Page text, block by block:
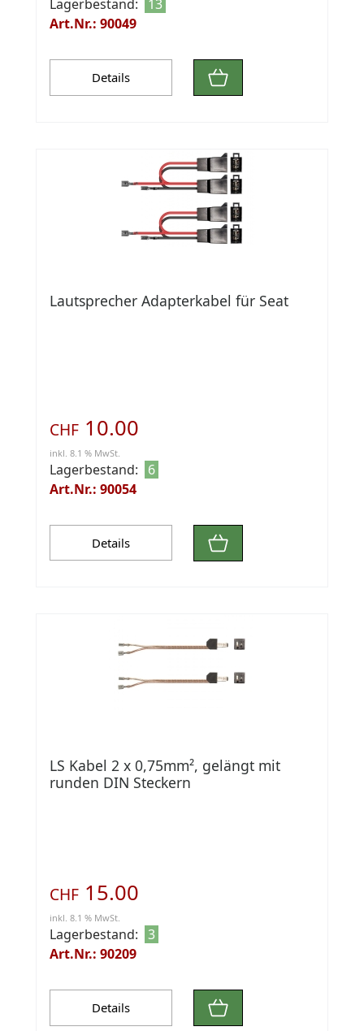
Lagerbestand:
13
Art.Nr.: 90049
Details
Lautsprecher Adapterkabel für Seat
CHF 10.00
inkl. 8.1 % MwSt.
Lagerbestand:
6
Art.Nr.: 90054
Details
LS Kabel 2 x 0,75mm², gelängt mit
runden DIN Steckern
CHF 15.00
inkl. 8.1 % MwSt.
Lagerbestand: 3
Art.Nr.: 90209
Details